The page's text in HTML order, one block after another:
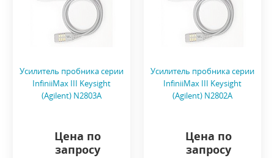
Усилитель пробника серии
InfiniiMax III Keysight
(Agilent) N2803A
Цена по
запросу
Усилитель пробника серии
InfiniiMax III Keysight
(Agilent) N2802A
Цена по
запросу